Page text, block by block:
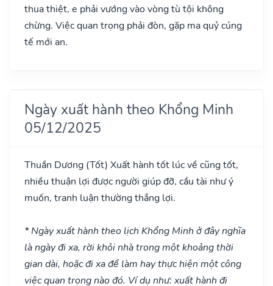
thua thiệt, e phải vướng vào vòng tù tội không
chừng. Việc quan trọng phải đòn, gặp ma quỷ cúng
tế mới an.
Ngày xuất hành theo Khổng Minh
05/12/2025
Thuần Dương (Tốt) Xuất hành tốt lúc về cũng tốt,
nhiều thuận lợi được người giúp đỡ, cầu tài như ý
muốn, tranh luận thường thắng lợi.
* Ngày xuất hành theo lịch Khổng Minh ở đây nghĩa
là ngày đi xa, rời khỏi nhà trong một khoảng thời
gian dài, hoặc đi xa để làm hay thực hiện một công
việc quan trọng nào đó. Ví dụ như: xuất hành đi